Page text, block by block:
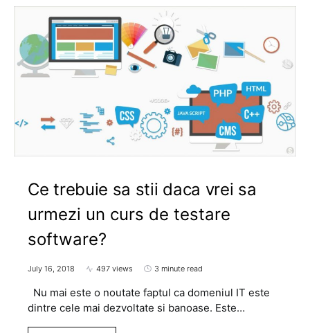
Ce trebuie sa stii daca vrei sa
urmezi un curs de testare
software?
July 16, 2018 497 views 3 minute read
Nu mai este o noutate faptul ca domeniul IT este
dintre cele mai dezvoltate si banoase. Este…